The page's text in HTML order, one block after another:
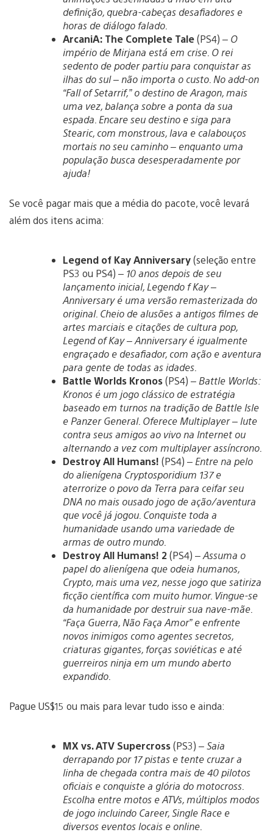
definição, quebra-cabeças desafiadores e
horas de diálogo falado.
ArcaniA: The Complete Tale(PS4) – O
império de Mirjana está em crise. O rei
sedento de poder partiu para conquistar as
ilhas do sul – não importa o custo. No add-on
“Fall of Setarrif,” o destino de Aragon, mais
uma vez, balança sobre a ponta da sua
espada. Encare seu destino e siga para
Stearic, com monstrous, lava e calabouços
mortais no seu caminho – enquanto uma
população busca desesperadamente por
ajuda!
Se você pagar mais que a média do pacote, você levará
além dos itens acima:
Legend of Kay Anniversary(seleção entre
PS3 ou PS4) – 10 anos depois de seu
lançamento inicial, Legendo f Kay –
Anniversary é uma versão remasterizada do
original. Cheio de alusões a antigos filmes de
artes marciais e citações de cultura pop,
Legend of Kay – Anniversary é igualmente
engraçado e desafiador, com ação e aventura
para gente de todas as idades.
Battle Worlds Kronos(PS4) – Battle Worlds:
Kronos é um jogo clássico de estratégia
baseado em turnos na tradição de Battle Isle
e Panzer General. Oferece Multiplayer – lute
contra seus amigos ao vivo na Internet ou
alternando a vez com multiplayer assíncrono.
Destroy All Humans! (PS4) – Entre na pelo
do alienígena Cryptosporidium 137 e
aterrorize o povo da Terra para ceifar seu
DNA no mais ousado jogo de ação/aventura
que você já jogou. Conquiste toda a
humanidade usando uma variedade de
armas de outro mundo.
Destroy All Humans! 2(PS4) –Assuma o
papel do alienígena que odeia humanos,
Crypto, mais uma vez, nesse jogo que satiriza
ficção científica com muito humor. Vingue-se
da humanidade por destruir sua nave-mãe.
“Faça Guerra, Não Faça Amor” e enfrente
novos inimigos como agentes secretos,
criaturas gigantes, forças soviéticas e até
guerreiros ninja em um mundo aberto
expandido.
Pague US$15 ou mais para levar tudo isso e ainda:
MX vs. ATV Supercross(PS3) –Saia
derrapando por 17 pistas e tente cruzar a
linha de chegada contra mais de 40 pilotos
oficiais e conquiste a glória do motocross.
Escolha entre motos e ATVs, múltiplos modos
de jogo incluindo Career, Single Race e
diversos eventos locais e online.